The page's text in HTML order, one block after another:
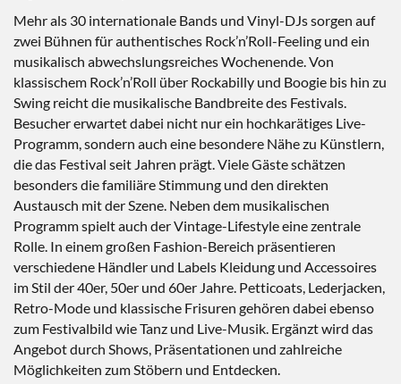
Mehr als 30 internationale Bands und Vinyl-DJs sorgen auf
zwei Bühnen für authentisches Rock’n’Roll-Feeling und ein
musikalisch abwechslungsreiches Wochenende. Von
klassischem Rock’n’Roll über Rockabilly und Boogie bis hin zu
Swing reicht die musikalische Bandbreite des Festivals.
Besucher erwartet dabei nicht nur ein hochkarätiges Live-
Programm, sondern auch eine besondere Nähe zu Künstlern,
die das Festival seit Jahren prägt. Viele Gäste schätzen
besonders die familiäre Stimmung und den direkten
Austausch mit der Szene. Neben dem musikalischen
Programm spielt auch der Vintage-Lifestyle eine zentrale
Rolle. In einem großen Fashion-Bereich präsentieren
verschiedene Händler und Labels Kleidung und Accessoires
im Stil der 40er, 50er und 60er Jahre. Petticoats, Lederjacken,
Retro-Mode und klassische Frisuren gehören dabei ebenso
zum Festivalbild wie Tanz und Live-Musik. Ergänzt wird das
Angebot durch Shows, Präsentationen und zahlreiche
Möglichkeiten zum Stöbern und Entdecken.